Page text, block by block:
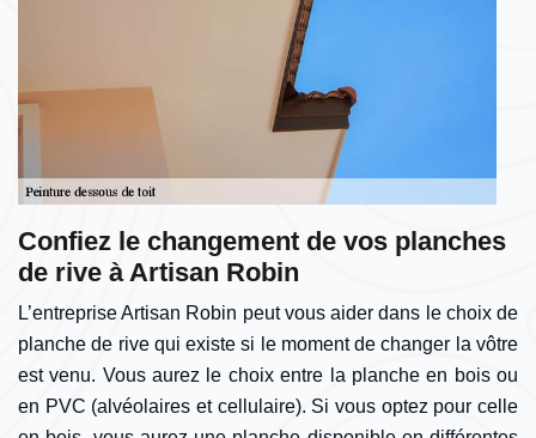
Confiez le changement de vos planches
de rive à Artisan Robin
L’entreprise Artisan Robin peut vous aider dans le choix de
planche de rive qui existe si le moment de changer la vôtre
est venu. Vous aurez le choix entre la planche en bois ou
en PVC (alvéolaires et cellulaire). Si vous optez pour celle